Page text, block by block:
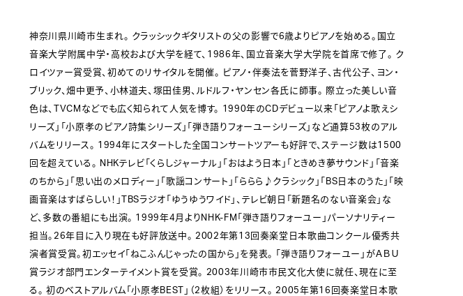
神奈川県川崎市生まれ。 クラッシックギタリストの父の影響で6歳よりピアノを始める。国立
音楽大学附属中学・高校および大学を経て、1986年、国立音楽大学大学院を首席で修了。 ク
ロイツァー賞受賞、初めてのリサイタルを開催。 ピアノ・伴奏法を菅野洋子、古代公子、ヨン・
ブリック、畑中更予、小林道夫、塚田佳男、ルドルフ・ヤンセン各氏に師事。 際立った美しい音
色は、TVCMなどでも広く知られて人気を博す。 1990年のCDデビュー以来「ピアノよ歌えシ
リーズ」「小原孝のピアノ詩集シリーズ」「弾き語りフォーユーシリーズ」など通算53枚のアル
バムをリリース。 1994年にスタートした全国コンサートツアーも好評で、ステージ数は1500
回を超えている。 NHKテレビ「くらしジャーナル」「おはよう日本」「ときめき夢サウンド」「音楽
のちから」「思い出のメロディー」「歌謡コンサート」「ららら♪クラシック」「BS日本のうた」「映
画音楽はすばらしい！」TBSラジオ「ゆうゆうワイド」、テレビ朝日「新題名のない音楽会」な
ど、多数の番組にも出演。 1999年4月よりNHK-FM「弾き語りフォーユー」パーソナリティー
担当。26年目に入り現在も好評放送中。 2002年第13回奏楽堂日本歌曲コンクール優秀共
演者賞受賞。初エッセイ「ねこふんじゃったの国から」を発表。 「弾き語りフォーユー」がＡＢＵ
賞ラジオ部門エンターテイメント賞を受賞。 2003年川崎市市民文化大使に就任、現在に至
る。 初のベストアルバム「小原孝BEST」（2枚組）をリリース。 2005年第16回奏楽堂日本歌